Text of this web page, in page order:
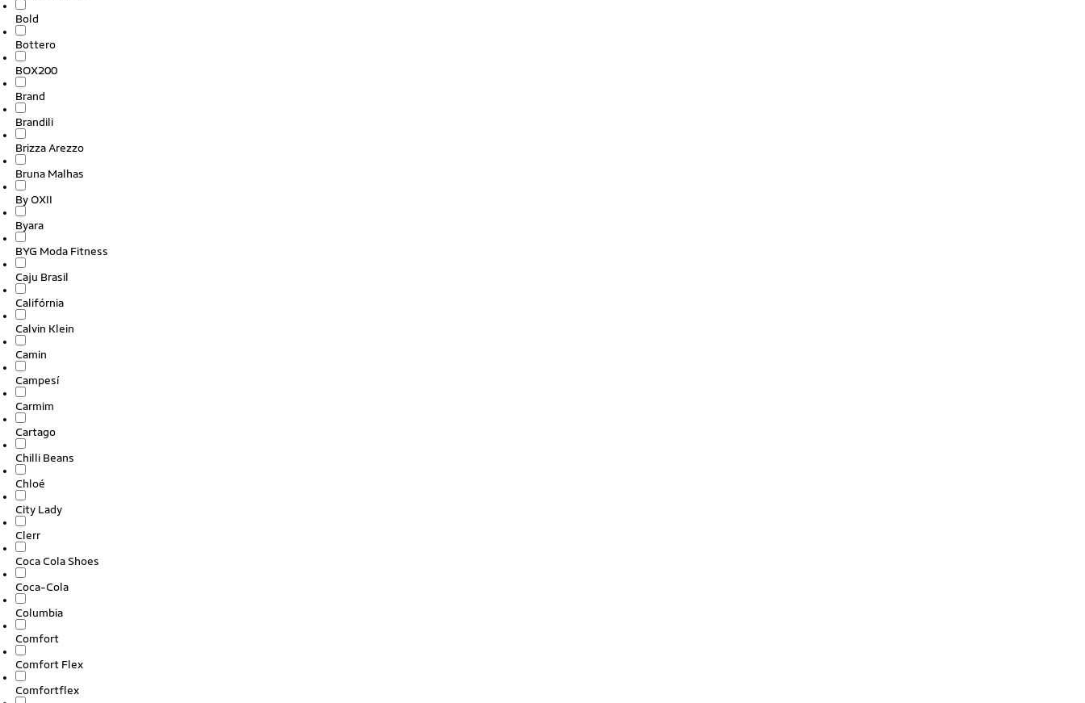
Bold
Bottero
BOX200
Brand
Brandili
Brizza Arezzo
Bruna Malhas
By OXII
Byara
BYG Moda Fitness
Caju Brasil
Califórnia
Calvin Klein
Camin
Campesí
Carmim
Cartago
Chilli Beans
Chloé
City Lady
Clerr
Coca Cola Shoes
Coca-Cola
Columbia
Comfort
Comfort Flex
Comfortflex